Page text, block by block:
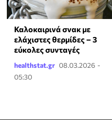
Καλοκαιρινά σνακ με
ελάχιστες θερμίδες – 3
εύκολες συνταγές
healthstat.gr 08.03.2026 -
05:30